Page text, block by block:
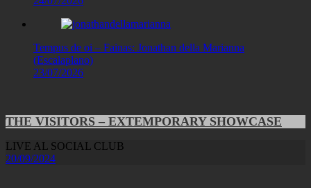
Tempus de oi – Fainas: Jonathan della Marianna
(Escalaplano)
23/07/2026
THE VISITORS – EXTEMPORARY SHOWCASE
LIVE AL SOCIAL CLUB
20/09/2024